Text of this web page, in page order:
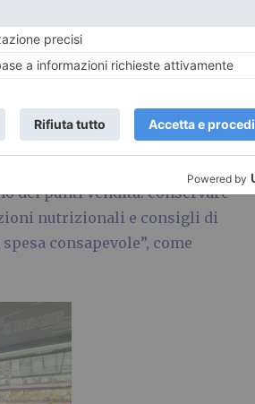
anno, in cui l’insegna è divenuta
maniera consapevole,
in controtendenza con le
dalla parte dei clienti e che
dei punti vendita: conservare
nutrizionali e consigli di
consapevole”, come